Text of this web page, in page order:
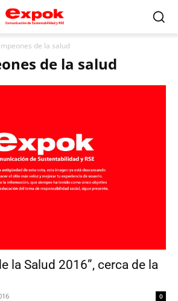
de la salud
de la salud
la Salud 2016”, cerca de la
0